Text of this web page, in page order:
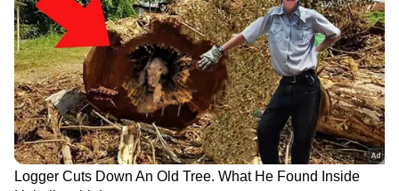
പേരുകൾ പഠിച്ചു,
ജ്വല്ലറിയിൽ നിന്നും
സ്വർണാഭരണങ്ങൾ വാങ്ങി
മുങ്ങി, തട്ടിപ്പ് വീരനെ തേടി
പൊലീസ്
നവവധുവിനെ
ഭർതൃവീട്ടിലെ
കിടപ്പുമുറിയിൽ മരിച്ച
നിലയിൽ കണ്ടെത്തി